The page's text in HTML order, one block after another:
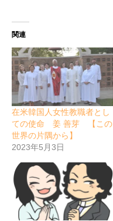
関連
在米韓国人女性教職者とし
ての使命 姜 善芽 【この
世界の片隅から】
2023年5月3日